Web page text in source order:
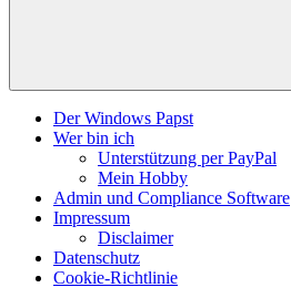
Der Windows Papst
Wer bin ich
Unterstützung per PayPal
Mein Hobby
Admin und Compliance Software
Impressum
Disclaimer
Datenschutz
Cookie-Richtlinie